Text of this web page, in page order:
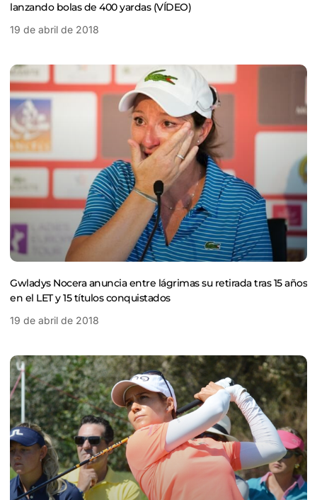
lanzando bolas de 400 yardas (VÍDEO)
19 de abril de 2018
Gwladys Nocera anuncia entre lágrimas su retirada tras 15 años
en el LET y 15 títulos conquistados
19 de abril de 2018